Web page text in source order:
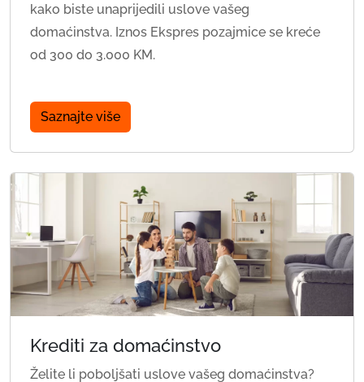
kako biste unaprijedili uslove vašeg
domaćinstva. Iznos Ekspres pozajmice se kreće
od 300 do 3.000 KM.
Saznajte više
Krediti za domaćinstvo
Želite li poboljšati uslove vašeg domaćinstva?